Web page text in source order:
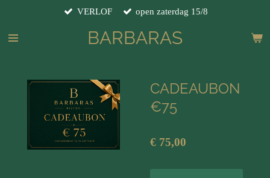
naar
BARBARAS
VERLOF open zaterdag 15/8
CADEAUBON
€75
€ 75,00